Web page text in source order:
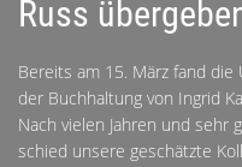
Russ
Bereits am 15. März fand
der Buchhaltung von Ingrid
Nach vielen Jahren und sehr
schied unsere geschätzte